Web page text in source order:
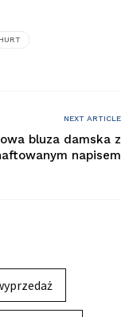
NEXT ARTICLE
bluza damska z
napisem